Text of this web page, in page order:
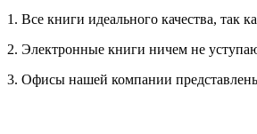
1. Все книги идеального качества, так
2. Электронные книги ничем не
3. Офисы нашей компании